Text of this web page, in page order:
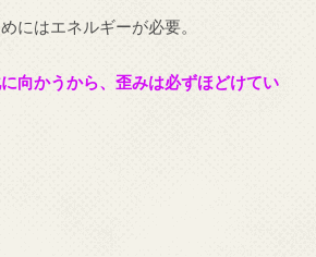
にはエネルギーが必要。
向かうから、歪みは必ずほどけてい